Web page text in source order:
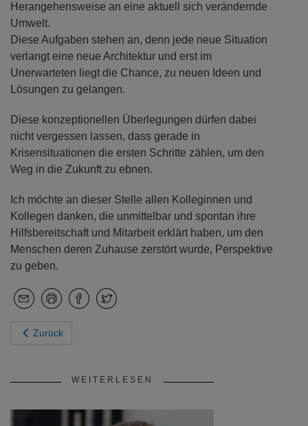
Herangehensweise an eine aktuell sich verändernde
Umwelt.
Diese Aufgaben stehen an, denn jede neue Situation
verlangt eine neue Architektur und erst im
Unerwarteten liegt die Chance, zu neuen Ideen und
Lösungen zu gelangen.
Diese konzeptionellen Überlegungen dürfen dabei
nicht vergessen lassen, dass gerade in
Krisensituationen die ersten Schritte zählen, um den
Weg in die Zukunft zu ebnen.
Ich möchte an dieser Stelle allen Kolleginnen und
Kollegen danken, die unmittelbar und spontan ihre
Hilfsbereitschaft und Mitarbeit erklärt haben, um den
Menschen deren Zuhause zerstört wurde, Perspektive
zu geben.
Zurück
WEITERLESEN